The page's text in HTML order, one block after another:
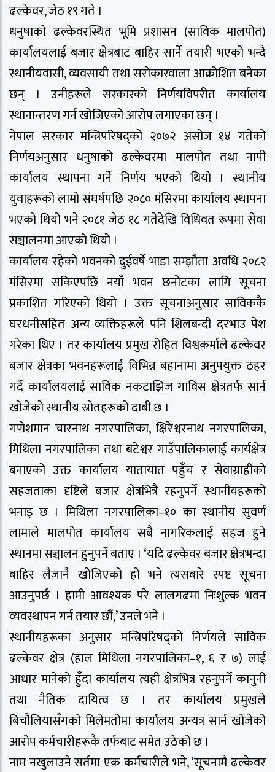
ढल्केवर, जेठ १९ गते ।
धनुषाको ढल्केवरस्थित भूमि प्रशासन (साविक मालपोत)
कार्यालयलाई बजार क्षेत्रबाट बाहिर सार्ने तयारी भएको भन्दै
स्थानीयवासी, व्यवसायी तथा सरोकारवाला आक्रोशित बनेका
छन् । उनीहरूले सरकारको निर्णयविपरीत कार्यालय
स्थानान्तरण गर्न खोजिएको आरोप लगाएका छन् ।
नेपाल सरकार मन्त्रिपरिषद्को २०७२ असोज १४ गतेको
निर्णयअनुसार धनुषाको ढल्केवरमा मालपोत तथा नापी
कार्यालय स्थापना गर्ने निर्णय भएको थियो । स्थानीय
युवाहरूको लामो संघर्षपछि २०८० मंसिरमा कार्यालय स्थापना
भएको थियो भने २०८१ जेठ १८ गतेदेखि विधिवत रूपमा सेवा
सञ्चालनमा आएको थियो ।
कार्यालय रहेको भवनको दुईवर्षे भाडा सम्झौता अवधि २०८२
मंसिरमा सकिएपछि नयाँ भवन छनोटका लागि सूचना
प्रकाशित गरिएको थियो । उक्त सूचनाअनुसार साविककै
घरधनीसहित अन्य व्यक्तिहरूले पनि शिलबन्दी दरभाउ पेश
गरेका थिए । तर कार्यालय प्रमुख रोहित विश्वकर्माले ढल्केवर
बजार क्षेत्रका भवनहरूलाई विभिन्न बहानामा अनुपयुक्त ठहर
गर्दै कार्यालयलाई साविक नकटाझिज गाविस क्षेत्रतर्फ सार्न
खोजेको स्थानीय स्रोतहरूको दाबी छ ।
गणेशमान चारनाथ नगरपालिका, क्षिरेश्वरनाथ नगरपालिका,
मिथिला नगरपालिका तथा बटेश्वर गाउँपालिकालाई कार्यक्षेत्र
बनाएको उक्त कार्यालय यातायात पहुँच र सेवाग्राहीको
सहजताका दृष्टिले बजार क्षेत्रभित्रै रहनुपर्ने स्थानीयहरूको
भनाइ छ । मिथिला नगरपालिका–१० का स्थानीय सुवर्ण
लामाले मालपोत कार्यालय सबै नागरिकलाई सहज हुने
स्थानमा सञ्चालन हुनुपर्ने बताए । ‘यदि ढल्केवर बजार क्षेत्रभन्दा
बाहिर लैजानै खोजिएको हो भने त्यसबारे स्पष्ट सूचना
आउनुपर्छ । हामी आवश्यक परे लालगढमा निःशुल्क भवन
व्यवस्थापन गर्न तयार छौं,’ उनले भने ।
स्थानीयहरूका अनुसार मन्त्रिपरिषद्को निर्णयले साविक
ढल्केवर क्षेत्र (हाल मिथिला नगरपालिका–१, ६ र ७) लाई
आधार मानेको हुँदा कार्यालय त्यही क्षेत्रभित्र रहनुपर्ने कानुनी
तथा नैतिक दायित्व छ । तर कार्यालय प्रमुखले
बिचौलियासँगको मिलेमतोमा कार्यालय अन्यत्र सार्न खोजेको
आरोप कर्मचारीहरूकै तर्फबाट समेत उठेको छ ।
नाम नखुलाउने सर्तमा एक कर्मचारीले भने, ‘सूचनामै ढल्केवर